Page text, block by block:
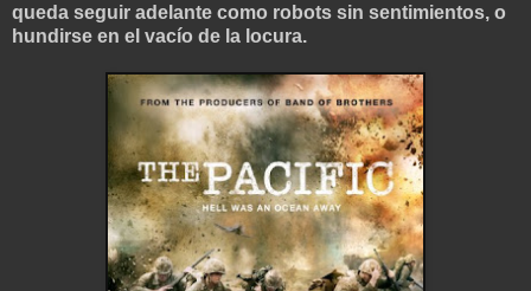
queda seguir adelante como robots sin sentimientos, o
hundirse en el vacío de la locura.